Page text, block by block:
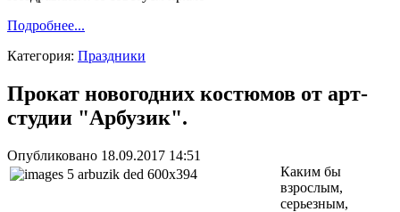
Подробнее...
Категория: Праздники
Прокат новогодних костюмов от арт-
студии "Арбузик".
Опубликовано 18.09.2017 14:51
Каким бы
взрослым,
серьезным,